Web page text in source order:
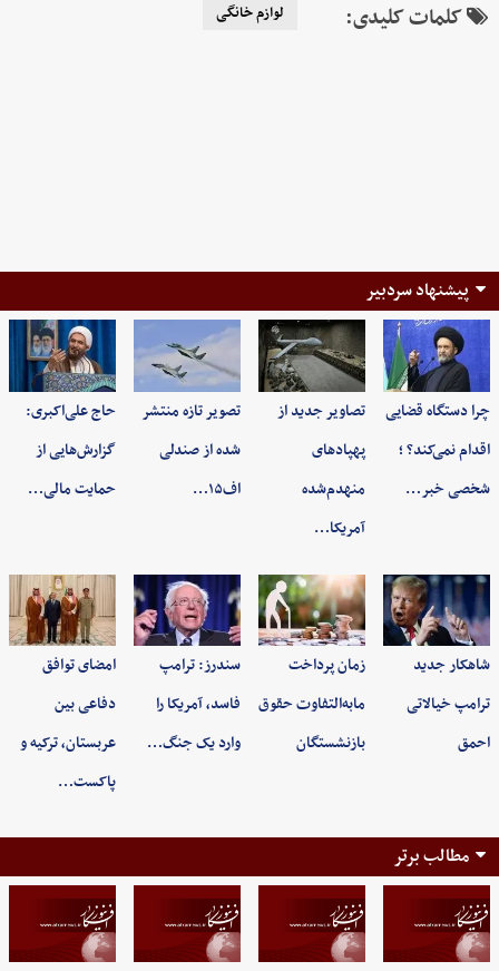
کلمات کلیدی: لوازم خانگی
پیشنهاد سردبیر
چرا دستگاه قضایی
اقدام نمی‌کند؟ ؛
شخصی خبر…
تصاویر جدید از
پهپادهای
منهدم‌شده
آمریکا…
تصویر تازه منتشر
شده از صندلی
اف۱۵…
حاج علی‌اکبری:
گزارش‌هایی از
حمایت مالی…
شاهکار جدید
ترامپ خیالاتی
احمق
زمان پرداخت
مابه‌التفاوت حقوق
بازنشستگان
سندرز: ترامپ
فاسد، آمریکا را
وارد یک جنگ…
امضای توافق
دفاعی بین
عربستان، ترکیه و
پاکست…
مطالب برتر